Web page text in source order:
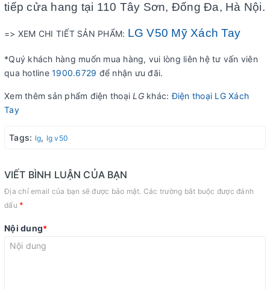
tiếp cửa hang tại 110 Tây Sơn, Đống Đa, Hà Nội.
=> XEM CHI TIẾT SẢN PHẨM: LG V50 Mỹ Xách Tay
*Quý khách hàng muốn mua hàng, vui lòng liên hệ tư vấn viên
qua hotline 1900.6729 để nhận ưu đãi.
Xem thêm sản phẩm điện thoạiLG khác:Điện thoại LG Xách
Tay
Tags: lg, lg v50
VIẾT BÌNH LUẬN CỦA BẠN
Địa chỉ email của bạn sẽ được bảo mật. Các trường bắt buộc được đánh
dấu *
Nội dung*